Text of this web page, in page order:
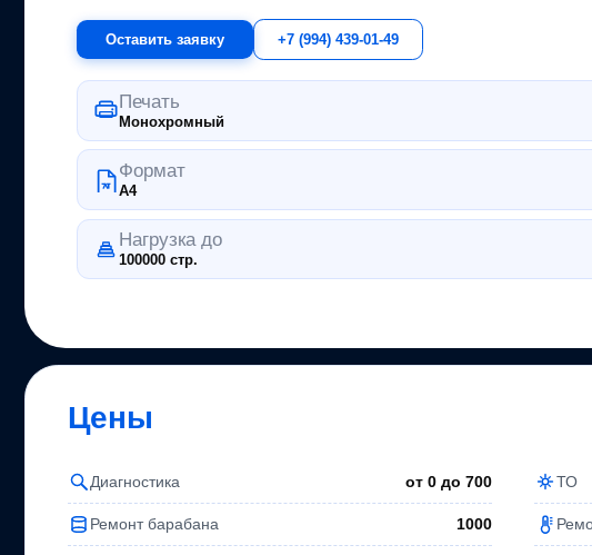
Оставить заявку +7 (994) 439-01-49
Печать
Монохромный
Формат
A4
Нагрузка до
100000 стр.
Цены
Диагностика от 0 до700 ТО
Ремонт барабана 1000